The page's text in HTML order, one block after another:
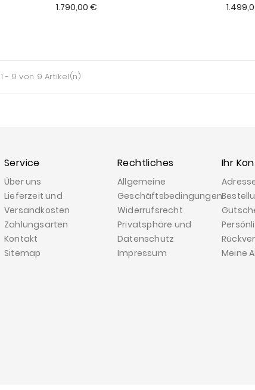
1.790,00 €Preis
1 - 9 von 9 Artikel(n)
Service
Über uns
Lieferzeit und
Versandkosten
Zahlungsarten
Kontakt
Sitemap
Rechtliches
Allgemeine
Geschäftsbedingungen
Widerrufsrecht
Privatsphäre und
Datenschutz
Impressum
Ihr
Meine